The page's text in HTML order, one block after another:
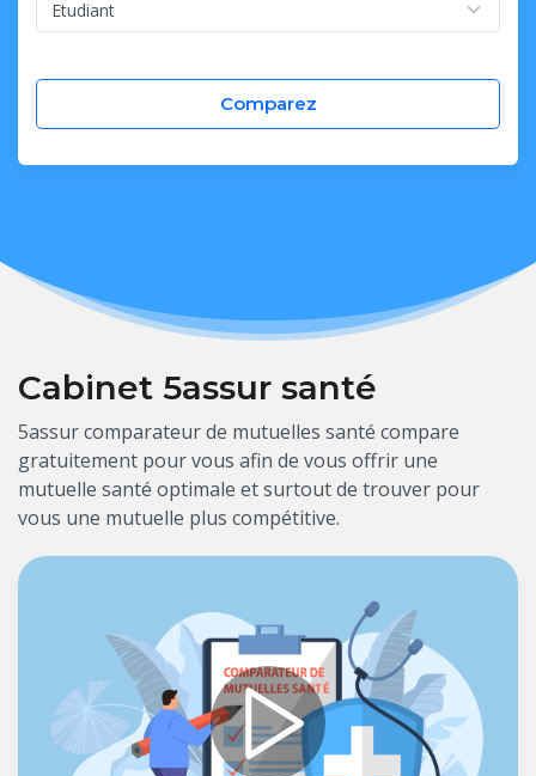
Comparez
Cabinet 5assur santé
5assur comparateur de mutuelles santé compare
gratuitement pour vous afin de vous offrir une
mutuelle santé optimale et surtout de trouver pour
vous une mutuelle plus compétitive.